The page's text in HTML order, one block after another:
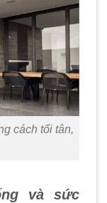
cách tối tân,
và sức